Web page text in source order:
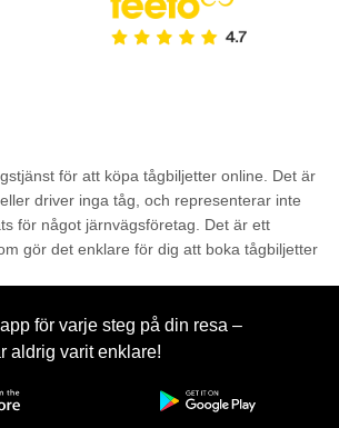
för att köpa tågbiljetter online. Det är
driver inga tåg, och representerar inte
för något järnvägsföretag. Det är ett
gör det enklare för dig att boka tågbiljetter
för varje steg på din resa –
aldrig varit enklare!